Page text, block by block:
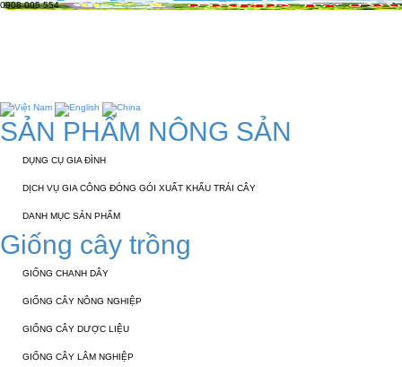
0908 005 554
SẢN PHẨM NÔNG SẢN
DỤNG CỤ GIA ĐÌNH
DỊCH VỤ GIA CÔNG ĐÓNG GÓI XUẤT KHẨU TRÁI CÂY
DANH MỤC SẢN PHẨM
Giống cây trồng
GIỐNG CHANH DÂY
GIỐNG CÂY NÔNG NGHIỆP
GIỐNG CÂY DƯỢC LIỆU
GIỐNG CÂY LÂM NGHIỆP